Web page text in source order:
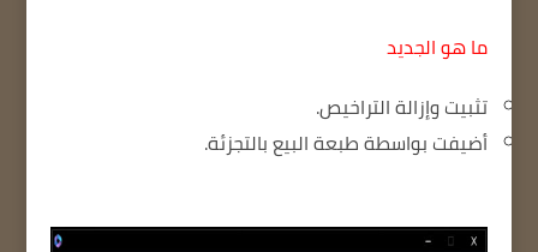
ما هو الجديد
تثبيت وإزالة التراخيص.
أضيفت بواسطة طبعة البيع بالتجزئة.